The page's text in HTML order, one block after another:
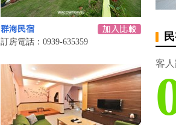
群海民宿
訂房電話：0939-635359
客